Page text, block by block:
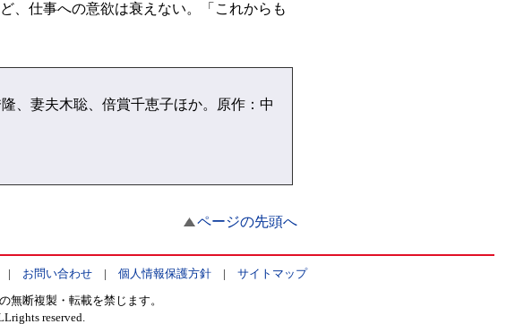
、仕事への意欲は衰えない。「これからも
、妻夫木聡、倍賞千恵子ほか。原作：中
ページの先頭へ
| お問い合わせ| 個人情報保護方針| サイトマップ
無断複製・転載を禁じます。
reserved.